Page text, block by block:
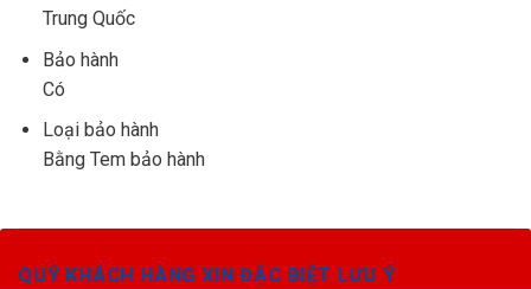
Trung Quốc
Bảo hành
Có
Loại bảo hành
Bằng Tem bảo hành
QUÝ KHÁCH HÀNG XIN ĐẶC BIỆT LƯU Ý